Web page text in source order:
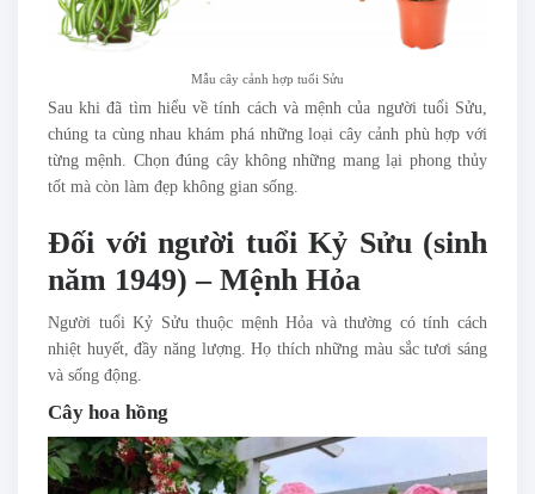
Mẫu cây cảnh hợp tuổi Sửu
Sau khi đã tìm hiểu về tính cách và mệnh của người tuổi Sửu,
chúng ta cùng nhau khám phá những loại cây cảnh phù hợp với
từng mệnh. Chọn đúng cây không những mang lại phong thủy
tốt mà còn làm đẹp không gian sống.
Đối với người tuổi Kỷ Sửu (sinh
năm 1949) – Mệnh Hỏa
Người tuổi Kỷ Sửu thuộc mệnh Hỏa và thường có tính cách
nhiệt huyết, đầy năng lượng. Họ thích những màu sắc tươi sáng
và sống động.
Cây hoa hồng